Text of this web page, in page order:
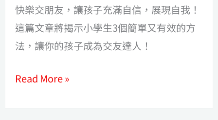
快樂交朋友，讓孩子充滿自信，展現自我！
這篇文章將揭示小學生3個簡單又有效的方
法，讓你的孩子成為交友達人！
密！
Read More »